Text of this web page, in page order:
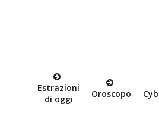
Estrazioni
di oggi
Oroscopo